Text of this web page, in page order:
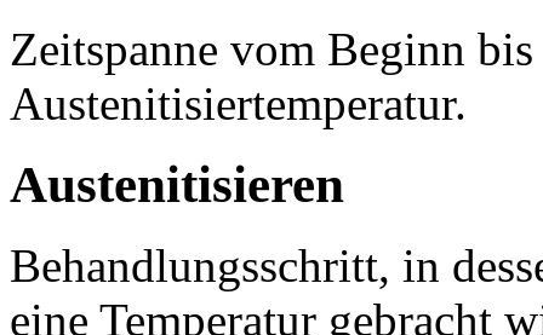
Zeitspanne vom Beginn
Austenitisiertemperatur.
Austenitisieren
Behandlungsschritt, in
eine Temperatur gebracht